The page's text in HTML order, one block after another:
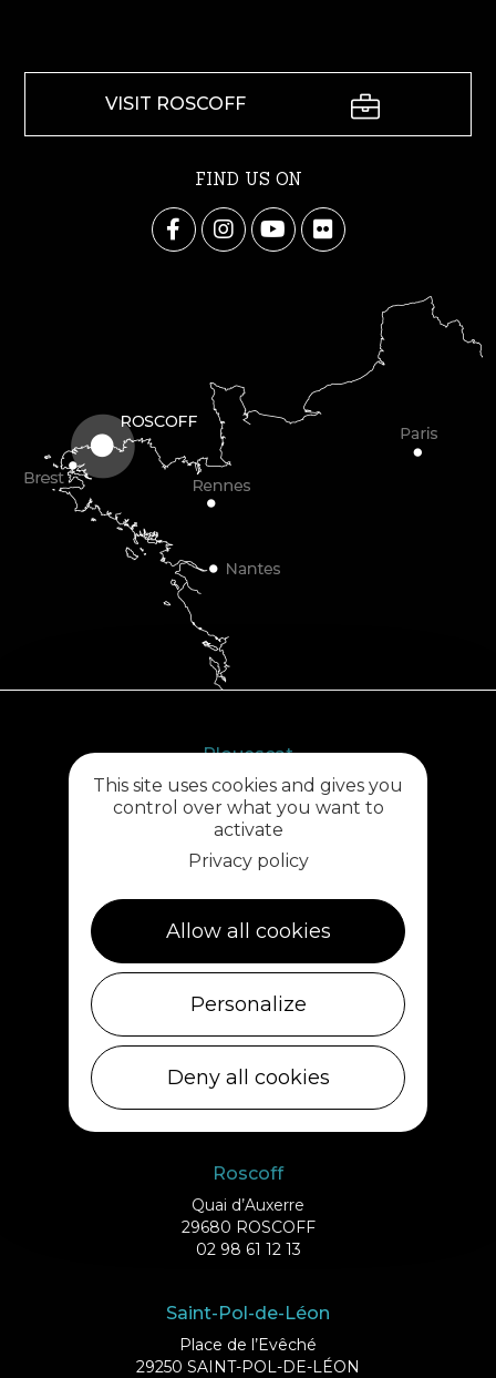
VISIT ROSCOFF
FIND US ON
Plouescat
5, rue des Halles
29430 PLOUESCAT
02 98 69 62 18
1 rue de Plouescat
02 98 69 43 01
Ile de Batz
Débarcadère
29253 ILE DE BATZ
02 98 61 75 70
Roscoff
Quai d’Auxerre
29680 ROSCOFF
02 98 61 12 13
Saint-Pol-de-Léon
Place de l’Evêché
29250 SAINT-POL-DE-LÉON
This site uses cookies and gives you
control over what you want to
activate
Privacy policy
Allow all cookies
Personalize
Deny all cookies